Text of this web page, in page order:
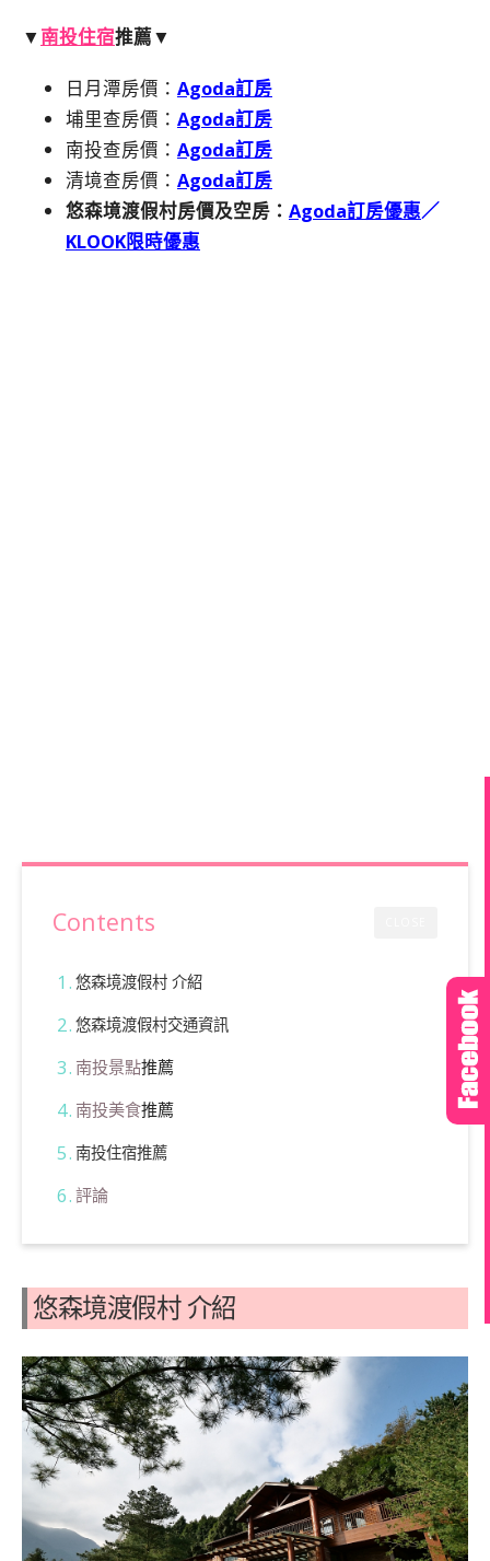
▼南投住宿推薦▼
日月潭房價： Agoda訂房
埔里查房價： Agoda訂房
南投查房價： Agoda訂房
清境查房價： Agoda訂房
悠森境渡假村房價及空房： Agoda訂房優惠／
KLOOK限時優惠
Contents
悠森境渡假村 介紹
悠森境渡假村交通資訊
南投景點推薦
南投美食推薦
南投住宿推薦
評論
悠森境渡假村 介紹